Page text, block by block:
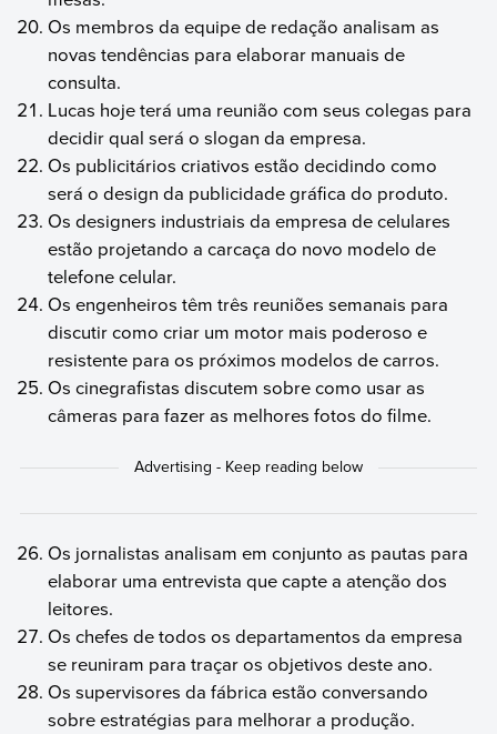
Os membros da equipe de redação analisam as
novas tendências para elaborar manuais de
consulta.
Lucas hoje terá uma reunião com seus colegas para
decidir qual será o slogan da empresa.
Os publicitários criativos estão decidindo como
será o design da publicidade gráfica do produto.
Os designers industriais da empresa de celulares
estão projetando a carcaça do novo modelo de
telefone celular.
Os engenheiros têm três reuniões semanais para
discutir como criar um motor mais poderoso e
resistente para os próximos modelos de carros.
Os cinegrafistas discutem sobre como usar as
câmeras para fazer as melhores fotos do filme.
Os jornalistas analisam em conjunto as pautas para
elaborar uma entrevista que capte a atenção dos
leitores.
Os chefes de todos os departamentos da empresa
se reuniram para traçar os objetivos deste ano.
Os supervisores da fábrica estão conversando
sobre estratégias para melhorar a produção.